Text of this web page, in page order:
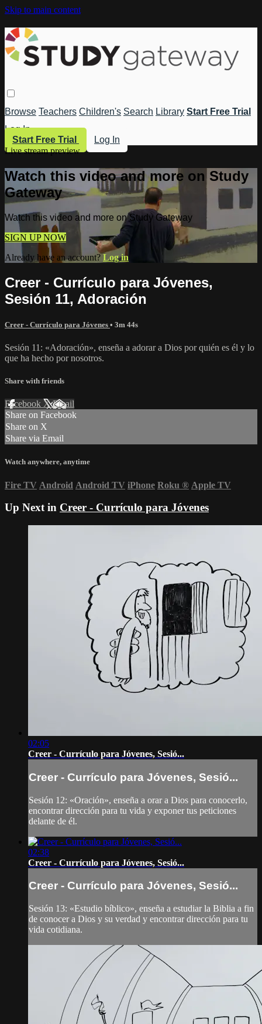
Skip to main content
Browse Teachers Children's Search Library Start Free Trial
Log In
Start Free Trial
Log In
Live stream preview
Watch this video and more on Study
Gateway
Watch this video and more on Study Gateway
SIGN UP NOW
Already have an account? Log in
Creer - Currículo para Jóvenes,
Sesión 11, Adoración
Creer - Currículo para Jóvenes • 3m 44s
Sesión 11: «Adoración», enseña a adorar a Dios por quién es él y lo
que ha hecho por nosotros.
Share with friends
Facebook XEmail
Share on Facebook
Share on X
Share via Email
Watch anywhere, anytime
Fire TV Android Android TV iPhone Roku ® Apple TV
Up Next in Creer - Currículo para Jóvenes
02:05
Creer - Currículo para Jóvenes, Sesió...
Creer - Currículo para Jóvenes, Sesió...
Sesión 12: «Oración», enseña a orar a Dios para conocerlo,
encontrar dirección para tu vida y exponer tus peticiones
delante de él.
02:38
Creer - Currículo para Jóvenes, Sesió...
Creer - Currículo para Jóvenes, Sesió...
Sesión 13: «Estudio bíblico», enseña a estudiar la Biblia a fin
de conocer a Dios y su verdad y encontrar dirección para tu
vida cotidiana.